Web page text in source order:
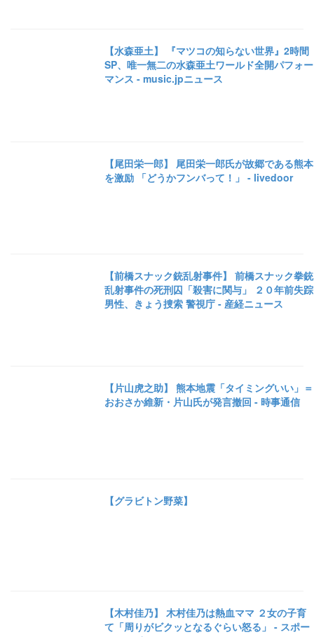
【水森亜土】 『マツコの知らない世界』2時間
SP、唯一無二の水森亜土ワールド全開パフォー
マンス - music.jpニュース
【尾田栄一郎】 尾田栄一郎氏が故郷である熊本
を激励 「どうかフンバって！」 - livedoor
【前橋スナック銃乱射事件】 前橋スナック拳銃
乱射事件の死刑囚「殺害に関与」 ２０年前失踪
男性、きょう捜索 警視庁 - 産経ニュース
【片山虎之助】 熊本地震「タイミングいい」＝
おおさか維新・片山氏が発言撤回 - 時事通信
【グラビトン野菜】
【木村佳乃】 木村佳乃は熱血ママ ２女の子育
て「周りがビクッとなるぐらい怒る」 - スポー